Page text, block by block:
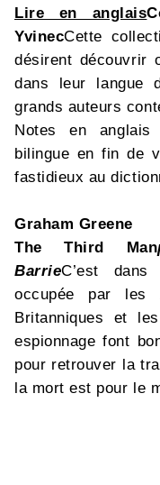
Lire en anglais
YvinecCette
désirent découvrir
dans leur langue
grands auteurs
Notes en
bilingue en fin de
fastidieux au
Graham Greene
The Third Man
BarrieC’est dans
occupée par les
Britanniques et
espionnage font
pour retrouver la
la mort est pour le